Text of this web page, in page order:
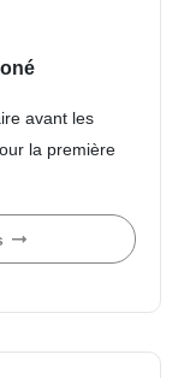
avant les
la première